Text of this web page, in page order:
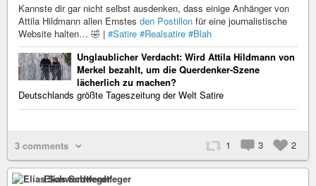
Kannste dir gar nicht selbst ausdenken, dass einige Anhänger von
Attila Hildmann allen Ernstes den Postillon für eine journalistische
Website halten… 🤣 | #Satire #Realsatire #Blah
Unglaublicher Verdacht: Wird Attila Hildmann von
Merkel bezahlt, um die Querdenker-Szene
lächerlich zu machen?
Deutschlands größte Tageszeitung der Welt Satire
1 3 2
3 comments
Elias Schwerdtfeger